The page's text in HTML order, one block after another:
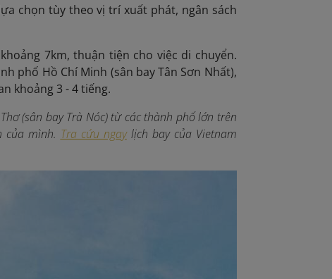
chọn tùy theo vị trí xuất phát, ngân sách
7km, thuận tiện cho việc di chuyển.
phố Hồ Chí Minh (sân bay Tân Sơn Nhất),
khoảng 3 - 4 tiếng.
(sân bay Trà Nóc) từ các thành phố lớn trên
của mình. Tra cứu ngaylịch bay của Vietnam